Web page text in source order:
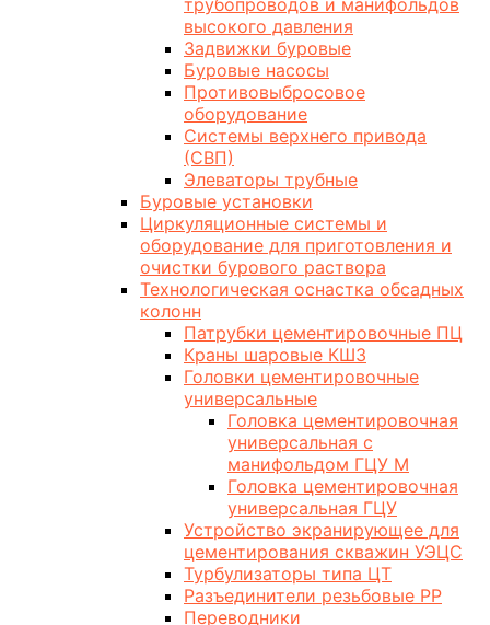
трубопроводов и манифольдов
высокого давления
Задвижки буровые
Буровые насосы
Противовыбросовое
оборудование
Системы верхнего привода
(СВП)
Элеваторы трубные
Буровые установки
Циркуляционные системы и
оборудование для приготовления и
очистки бурового раствора
Технологическая оснастка обсадных
колонн
Патрубки цементировочные ПЦ
Краны шаровые КШЗ
Головки цементировочные
универсальные
Головка цементировочная
универсальная с
манифольдом ГЦУ М
Головка цементировочная
универсальная ГЦУ
Устройство экранирующее для
цементирования скважин УЭЦС
Турбулизаторы типа ЦТ
Разъединители резьбовые РР
Переводники